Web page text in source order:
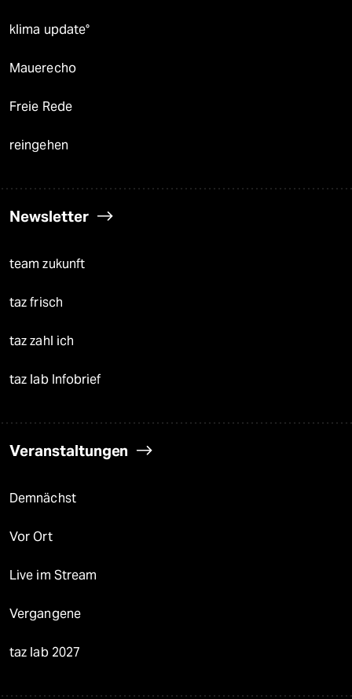
klima update°
Mauerecho
Freie Rede
reingehen
Newsletter
team zukunft
taz frisch
taz zahl ich
taz lab Infobrief
Veranstaltungen
Demnächst
Vor Ort
Live im Stream
Vergangene
taz lab 2027